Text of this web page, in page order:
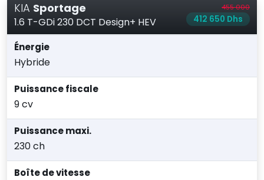
KIA Sportage
1.6 T-GDi 230 DCT Design+ HEV
455 000
412 650 Dhs
Énergie
Hybride
Puissance fiscale
9 cv
Puissance maxi.
230 ch
Boîte de vitesse